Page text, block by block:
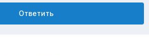
Ответить